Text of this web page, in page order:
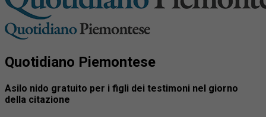
Quotidiano Piemontese
Asilo nido gratuito per i figli dei testimoni nel giorno
della citazione